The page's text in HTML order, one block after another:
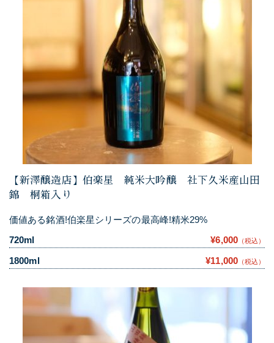
【新澤醸造店】伯楽星 純米大吟醸 社下久米産山田
錦 桐箱入り
価値ある銘酒!伯楽星シリーズの最高峰!精米29%
720ml
¥6,000 （税込）
1800ml ¥11,000 （税込）